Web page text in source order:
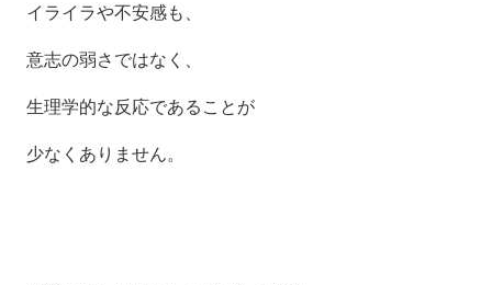
イライラや不安感も、
意志の弱さではなく、
生理学的な反応であることが
少なくありません。